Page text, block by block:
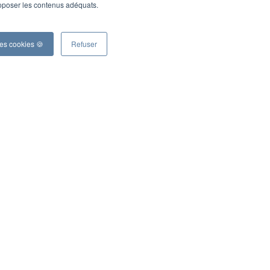
les contenus adéquats.
cookies 🍪 Refuser
LA SEMAINE DE LA QUALITÉ DE
AU TRAVAIL (QVT) 2026